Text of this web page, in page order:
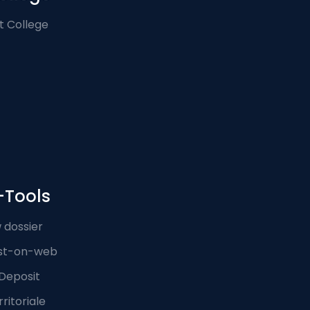
College
dossier
on-web